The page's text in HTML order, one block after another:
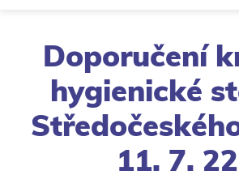
Doporučení
hygienické
11. 7.